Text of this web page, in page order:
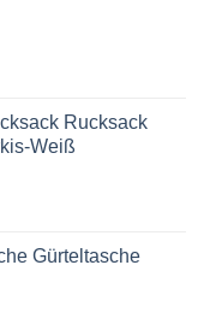
Rucksack
Weiß
Gürteltasche